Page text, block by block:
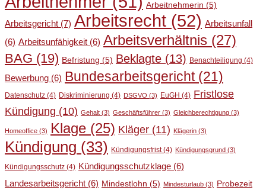
Arbeitnehmerin (5)
Arbeitsgericht (7) Arbeitsrecht (52) Arbeitsunfall
(6) Arbeitsunfähigkeit (6) Arbeitsverhältnis (27)
BAG (19) Befristung (5) Beklagte (13) Benachteiligung (4)
Bewerbung (6) Bundesarbeitsgericht(21)
Datenschutz (4) Diskriminierung (4) DSGVO (3) EuGH (4) Fristlose
Kündigung (10) Gehalt (3) Geschäftsführer (3) Gleichberechtigung (3)
Homeoffice (3) Klage (25) Kläger (11) Klägerin (3)
Kündigung (33) Kündigungsfrist(4) Kündigungsgrund (3)
Kündigungsschutz (4) Kündigungsschutzklage (6)
Landesarbeitsgericht (6) Mindestlohn (5) Mindesturlaub (3)
Probezeit